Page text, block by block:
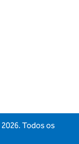
2026. Todos os